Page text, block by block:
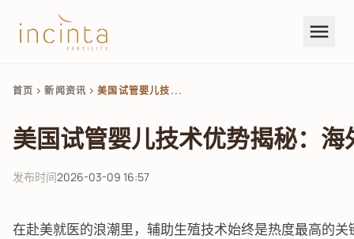
menu
首页 chevron_right新闻资讯 chevron_right美国试管婴儿技...
美国试管婴儿技术优势揭秘：海
发布时间2026-03-09 16:57
在赴美就医的浪潮里，辅助生殖技术始终是热度最高的